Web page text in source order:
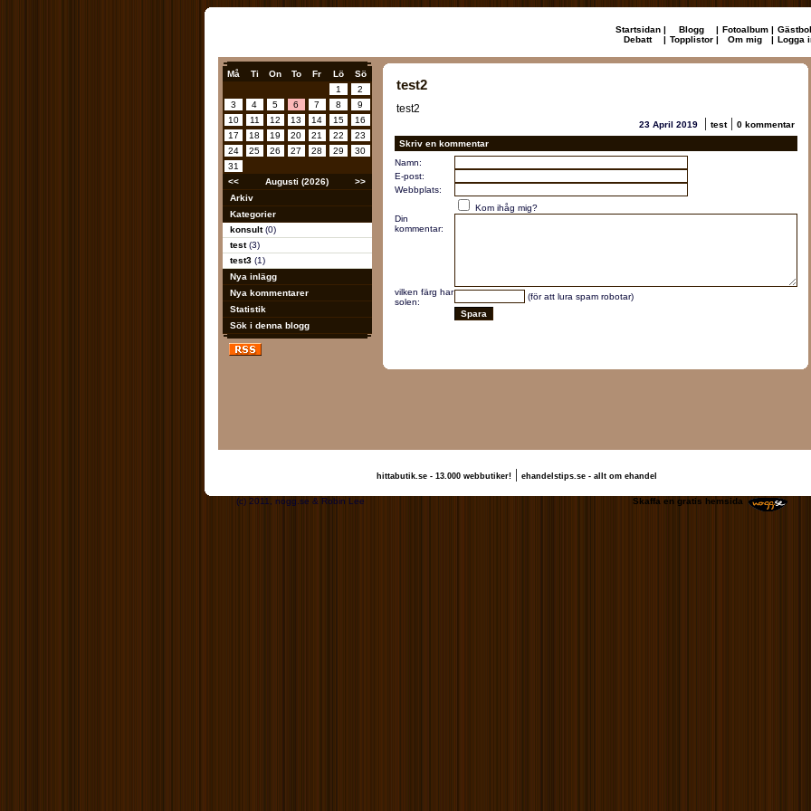
Startsidan | Blogg | Fotoalbum |
Debatt
| Topplistor | Om mig | Logga
Må Ti On To Fr Lö
Sö
1
2
3
4 5 6 7 8
9
10
11 12 13 14 15
16
17
18 19 20 21 22
23
24
25 26 27 28 29
30
31
<<
Augusti (2026)
>>
Arkiv
Kategorier
konsult(0)
test(3)
test3 (1)
Nya inlägg
Nya kommentarer
Statistik
Sök i denna blogg
test2
test2
23 April 2019 | test| 0 kommentar
Skriv en kommentar
Namn:
E-post:
Webbplats:
Kom ihåg mig?
Din
kommentar:
vilken färg har
solen:
(för att lura spam robotar)
hittabutik.se - 13.000 webbutiker!| ehandelstips.se - allt om ehandel
(c) 2011, nogg.se & Robin Lee Skaffa en gratis hemsida